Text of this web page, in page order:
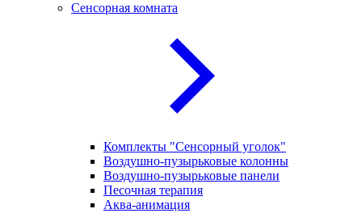
Сенсорная комната
Комплекты "Сенсорный уголок"
Воздушно-пузырьковые колонны
Воздушно-пузырьковые панели
Песочная терапия
Аква-анимация